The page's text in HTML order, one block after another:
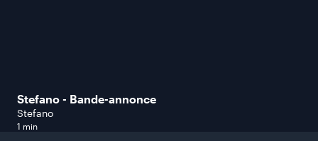
Stefano - Bande-annonce
Stefano
1 min